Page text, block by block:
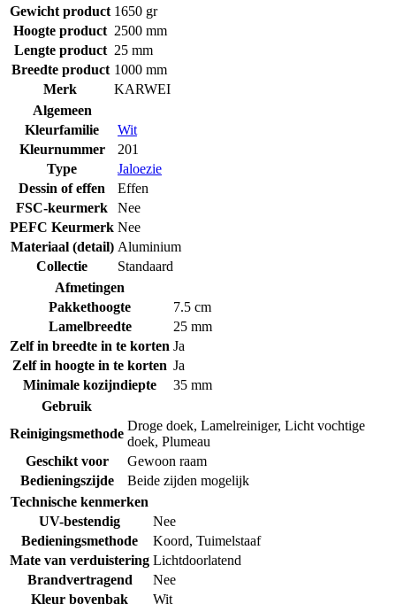
Gewicht product 1650 gr
Hoogte product 2500 mm
Lengte product 25 mm
Breedte product 1000 mm
Merk
KARWEI
Algemeen
Kleurfamilie
Wit
Kleurnummer
201
Type
Jaloezie
Dessin of effen
Effen
FSC-keurmerk
Nee
PEFC Keurmerk Nee
Materiaal (detail) Aluminium
Collectie
Standaard
Afmetingen
Pakkethoogte
7.5 cm
Lamelbreedte
25 mm
Zelf in breedte in te korten Ja
Zelf in hoogte in te korten Ja
Minimale kozijndiepte
35 mm
Gebruik
Reinigingsmethode
Droge doek, Lamelreiniger, Licht vochtige
doek, Plumeau
Geschikt voor
Gewoon raam
Bedieningszijde
Beide zijden mogelijk
Technische kenmerken
UV-bestendig
Nee
Bedieningsmethode
Koord, Tuimelstaaf
Mate van verduistering Lichtdoorlatend
Brandvertragend
Nee
Kleur bovenbak
Wit